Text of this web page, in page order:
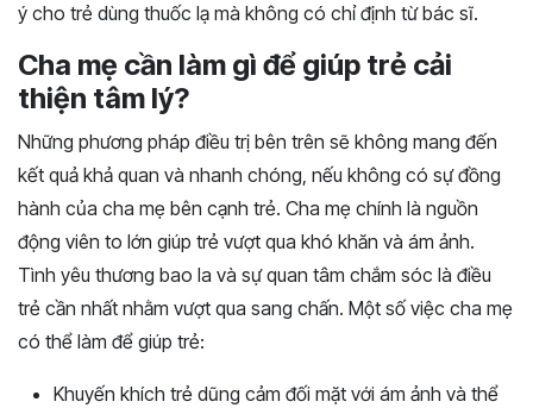
ý cho trẻ dùng thuốc lạ mà không có chỉ định từ bác sĩ.
Cha mẹ cần làm gì để giúp trẻ cải
thiện tâm lý?
Những phương pháp điều trị bên trên sẽ không mang đến
kết quả khả quan và nhanh chóng, nếu không có sự đồng
hành của cha mẹ bên cạnh trẻ. Cha mẹ chính là nguồn
động viên to lớn giúp trẻ vượt qua khó khăn và ám ảnh.
Tình yêu thương bao la và sự quan tâm chắm sóc là điều
trẻ cần nhất nhằm vượt qua sang chấn. Một số việc cha mẹ
có thể làm để giúp trẻ:
Khuyến khích trẻ dũng cảm đối mặt với ám ảnh và thể